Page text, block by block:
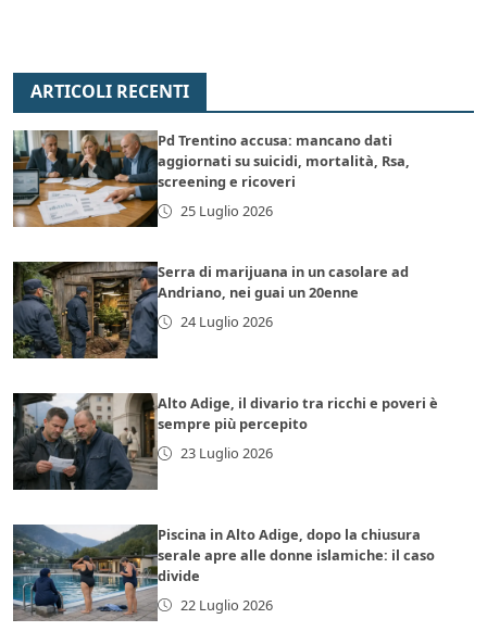
ARTICOLI RECENTI
Pd Trentino accusa: mancano dati
aggiornati su suicidi, mortalità, Rsa,
screening e ricoveri
25 Luglio 2026
Serra di marijuana in un casolare ad
Andriano, nei guai un 20enne
24 Luglio 2026
Alto Adige, il divario tra ricchi e poveri è
sempre più percepito
23 Luglio 2026
Piscina in Alto Adige, dopo la chiusura
serale apre alle donne islamiche: il caso
divide
22 Luglio 2026